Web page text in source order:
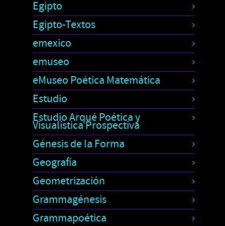
Egipto
Egipto-Textos
emexico
emuseo
eMuseo Poética Matemática
Estudio
Estudio Arqué Poética y
Visualística Prospectiva
Génesis de la Forma
Geografía
Geometrización
Grammagénesis
Grammapoética